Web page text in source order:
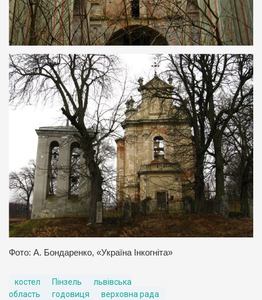
Фото: А. Бондаренко, «Україна Інкогніта»
костел Пінзель
львівська
область
годовиця верховна рада